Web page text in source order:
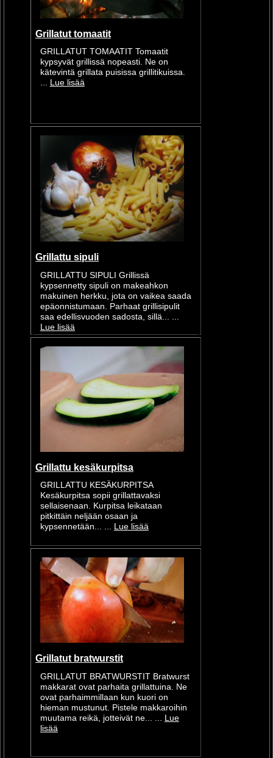
Grillatut tomaatit
GRILLATUT TOMAATIT Tomaatit
kypsyvät grillissä nopeasti. Ne on
kätevintä grillata puisissa grillitikuissa.
... Lue lisää
Grillattu sipuli
GRILLATTU SIPULI Grillissä
kypsennetty sipuli on makeahkon
makuinen herkku, jota on vaikea saada
epäonnistumaan. Parhaat grillisipulit
saa edellisvuoden sadosta, sillä... ...
Lue lisää
Grillattu kesäkurpitsa
GRILLATTU KESÄKURPITSA
Kesäkurpitsa sopii grillattavaksi
sellaisenaan. Kurpitsa leikataan
pitkittäin neljään osaan ja
kypsennetään... ... Lue lisää
Grillatut bratwurstit
GRILLATUT BRATWURSTIT Bratwurst
makkarat ovat parhaita grillattuina. Ne
ovat parhaimmillaan kun kuori on
hieman mustunut. Pistele makkaroihin
muutama reikä, jotteivät ne... ... Lue
lisää